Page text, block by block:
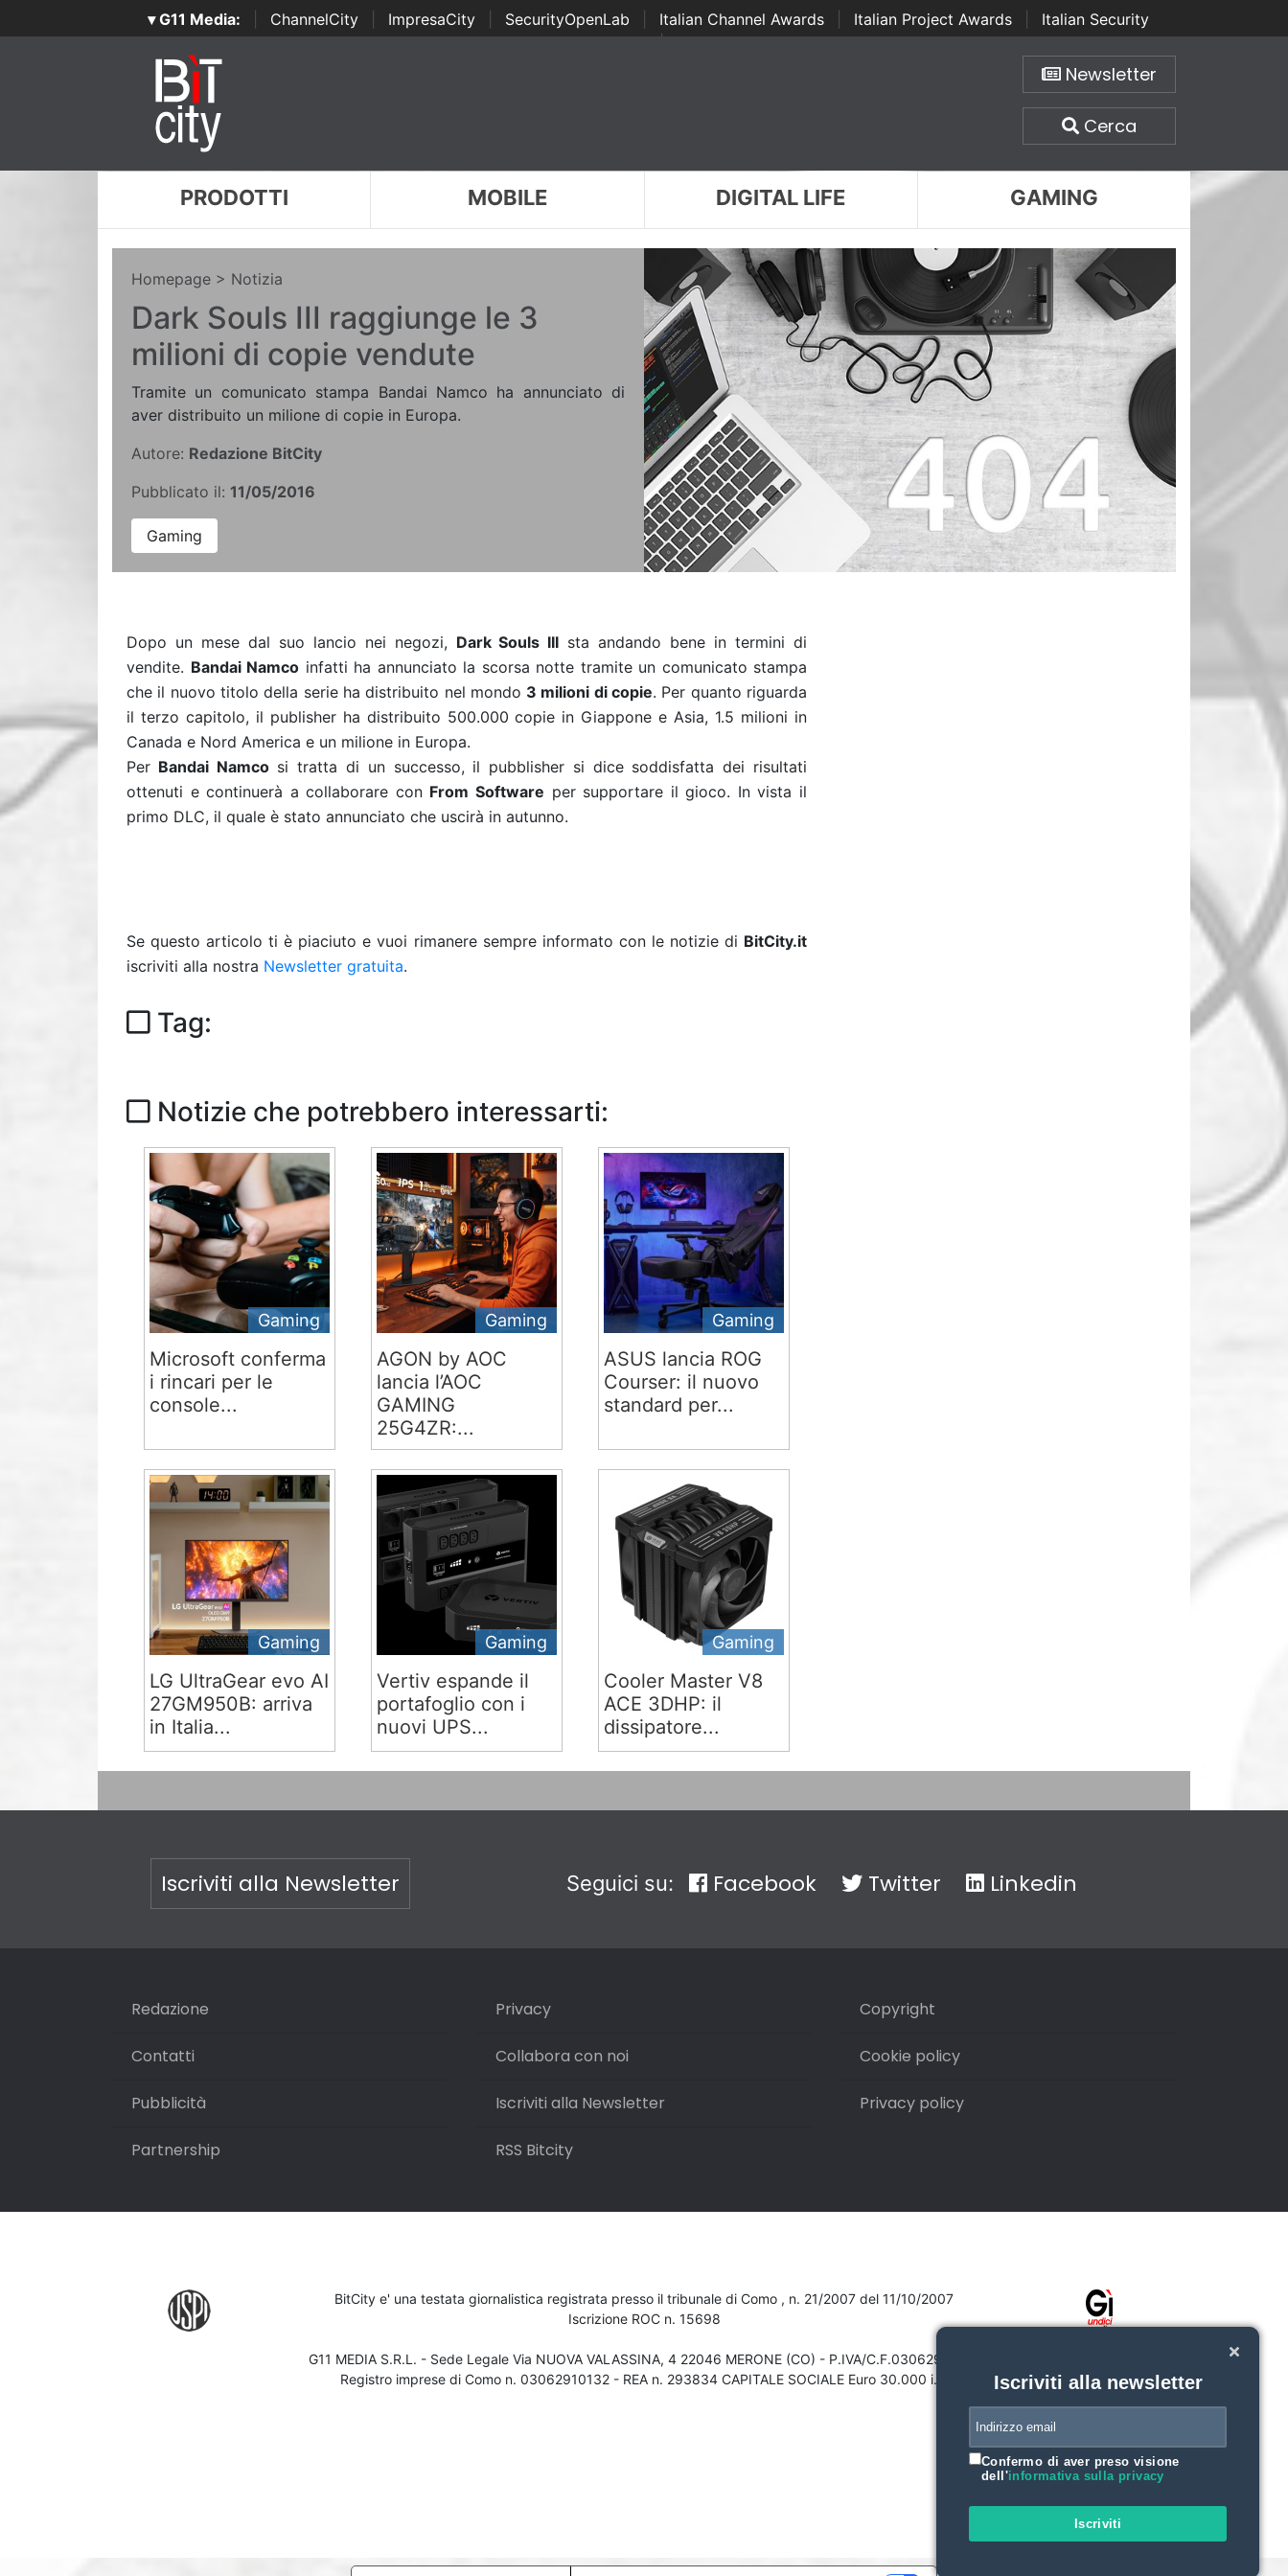
▾ G11 Media: ChannelCity ImpresaCity SecurityOpenLab Italian Channel Awards Italian Project Awards
Italian Security
Awards | ...
Newsletter
Cerca
PRODOTTI MOBILE DIGITAL LIFE GAMING
Homepage > Notizia
Dark Souls III raggiunge le 3
milioni di copie vendute
Tramite un comunicato stampa Bandai Namco ha annunciato di
aver distribuito un milione di copie in Europa.
Autore: Redazione BitCity
Pubblicato il: 11/05/2016
Gaming
Dopo un mese dal suo lancio nei negozi, Dark Souls III sta andando bene in termini di
vendite. Bandai Namco infatti ha annunciato la scorsa notte tramite un comunicato stampa
che il nuovo titolo della serie ha distribuito nel mondo 3 milioni di copie. Per quanto riguarda
il terzo capitolo, il publisher ha distribuito 500.000 copie in Giappone e Asia, 1.5 milioni in
Canada e Nord America e un milione in Europa.
Per Bandai Namcosi tratta di un successo, il pubblisher si dice soddisfatta dei risultati
ottenuti e continuerà a collaborare con From Software per supportare il gioco. In vista il
primo DLC, il quale è stato annunciato che uscirà in autunno.
Se questo articolo ti è piaciuto e vuoi rimanere sempre informato con le notizie di BitCity.it
iscriviti alla nostra Newsletter gratuita.
Tag:
Notizie che potrebbero interessarti:
Gaming
Microsoft conferma
i rincari per le
console...
Gaming
AGON by AOC
lancia l’AOC
GAMING
25G4ZR:...
Gaming
ASUS lancia ROG
Courser: il nuovo
standard per...
Gaming
LG UltraGear evo AI
27GM950B: arriva
in Italia...
Gaming
Vertiv espande il
portafoglio con i
nuovi UPS...
Gaming
Cooler Master V8
ACE 3DHP: il
dissipatore...
Iscriviti alla Newsletter Seguici su: Facebook Twitter Linkedin
Redazione
Contatti
Pubblicità
Partnership
Privacy
Collabora con noi
Iscriviti alla Newsletter
RSS Bitcity
Copyright
Cookie policy
Privacy policy
BitCity e' una testata giornalistica registrata presso il tribunale di Como , n. 21/2007 del 11/10/2007
Iscrizione ROC n. 15698
G11 MEDIA S.R.L. - Sede Legale Via NUOVA VALASSINA, 4 22046 MERONE (CO) - P.IVA/C.F.03062910132
Registro imprese di Como n. 03062910132 - REA n. 293834 CAPITALE SOCIALE Euro 30.000 i.v.
Iscriviti alla newsletter
Confermo di aver preso visione
dell'informativa sulla privacy
Iscriviti